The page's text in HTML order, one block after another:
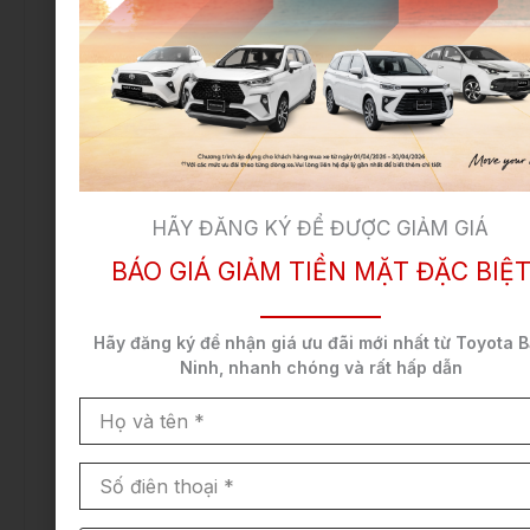
2.4 4×2
1.171.814.000
VNĐ
1.151.294.000
VNĐ
2.4 4×2
1.274.854.000
VNĐ
1.252.494.000
VNĐ
2.4 4×2
VNĐ
VNĐ
2.8 4×4
1.628.774.000
VNĐ
1.600.094.000
HÃY ĐĂNG KÝ ĐỂ ĐƯỢC GIẢM GIÁ
BÁO GIÁ GIẢM TIỀN MẶT ĐẶC BIỆT
Hãy đăng ký để nhận giá ưu đãi mới nhấttừ Toyota
Ninh, nhanh chóng và rất hấp dẫn
điên